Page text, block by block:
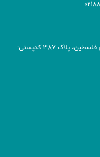
آدرس: پسـتی تهران، خیابان طالقانی، میدان فلسطین، پلاک 387 کدپستی: